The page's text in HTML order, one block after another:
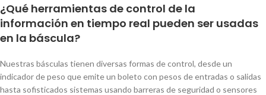
¿Qué herramientas de control de la
información en tiempo real pueden ser usadas
en la báscula?
Nuestras básculas tienen diversas formas de control, desde un
indicador de peso que emite un boleto con pesos de entradas o salidas
hasta sofisticados sistemas usando barreras de seguridad o sensores